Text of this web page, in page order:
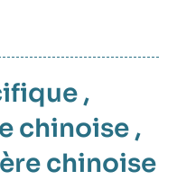
,
chinoise,
chinoise